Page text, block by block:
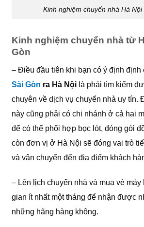
Kinh nghiệm chuyển nhà Hà Nội
Kinh nghiệm chuyển nhà từ
Gòn
– Điều đầu tiên khi bạn có ý định định
Sài Gòn ra Hà Nội là phải tìm kiếm
chuyên về dịch vụ chuyển nhà uy tín.
này cũng phải có chi nhánh ở cả hai
để có thể phối hợp bọc lót, đóng gói
còn đơn vị ở Hà Nội sẽ đóng vai trò
và vận chuyển đến địa điểm khách
– Lên lịch chuyển nhà và mua vé
gian ít nhất một tháng để nhận được
những hãng hàng không.